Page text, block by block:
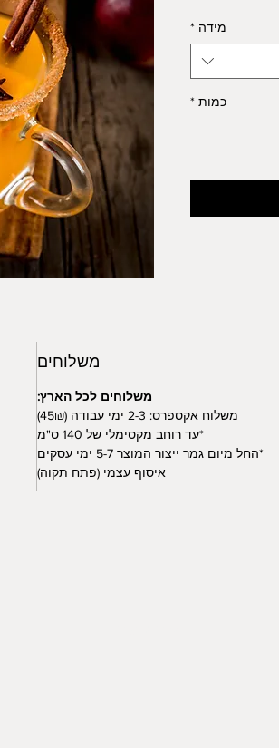
מידה *
כמות *
משלוחים
משלוחים לכל הארץ:
משלוח אקספרס: 2-3 ימי עבודה (45₪)
*עד רוחב מקסימלי של 140 ס"מ
*החל מיום גמר ייצור המוצר 5-7 ימי עסקים
איסוף עצמי (פתח תקוה)